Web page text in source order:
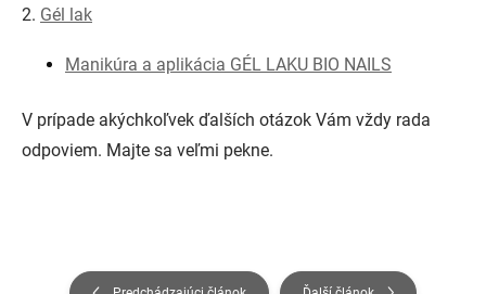
2. Gél lak
Manikúra a aplikácia GÉL LAKU BIO NAILS
V prípade akýchkoľvek ďalších otázok Vám vždy rada
odpoviem. Majte sa veľmi pekne.